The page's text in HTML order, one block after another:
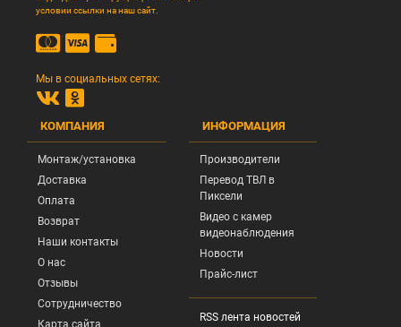
условии ссылки на наш сайт.
Мы в социальных сетях:
КОМПАНИЯ
Монтаж/установка
Доставка
Оплата
Возврат
Наши контакты
О нас
Отзывы
Сотрудничество
ИНФОРМАЦИЯ
Производители
Перевод ТВЛ в
Пиксели
Видео с камер
видеонаблюдения
Новости
Прайс-лист
RSS лента новостей